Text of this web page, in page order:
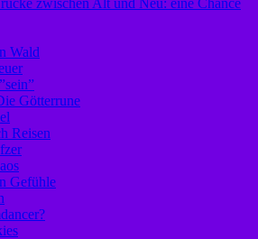
zwischen Alt und Neu: eine Chance
Wald
Götterrune
Reisen
Gefühle